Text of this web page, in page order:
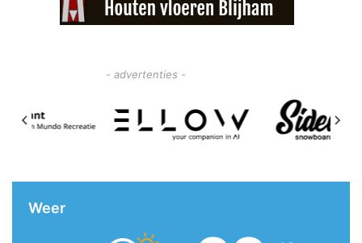
- advertenties -
Weer